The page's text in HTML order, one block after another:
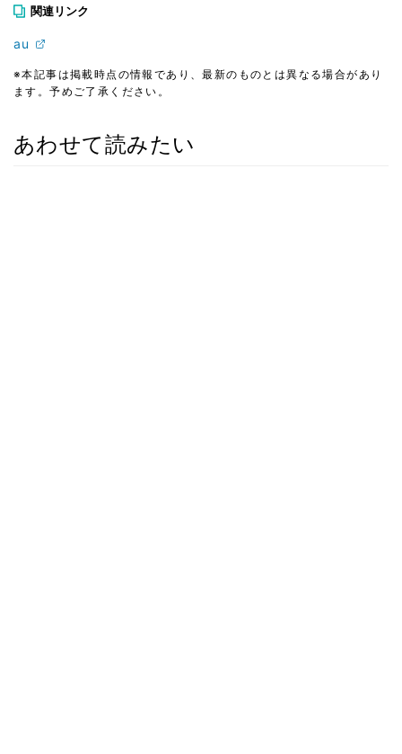
関連リンク
au
※本記事は掲載時点の情報であり、最新のものとは異なる場合があり
ます。予めご了承ください。
あわせて読みたい